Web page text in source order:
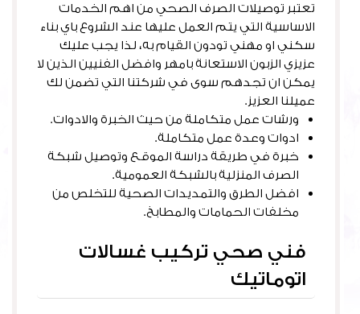
تعتبر توصيلات الصرف الصحي من اهم الخدمات
الاساسية التي يتم العمل عليها عند الشروع باي بناء
سكني او مهني تودون القيام به، لذا يجب عليك
عزيزي الزبون الاستعانة بامهر وافضل الفنيين الذين لا
يمكن ان تجدهم سوى في شركتنا التي تضمن لك
عميلنا العزيز.
ورشات عمل متكاملة من حيث الخبرة والادوات.
ادوات وعدة عمل متكاملة.
خبرة في طريقة دراسة الموقع وتوصيل شبكة
الصرف المنزلية بالشبكة العمومية.
افضل الطرق والتمديدات الصحية للتخلص من
مخلفات الحمامات والمطابخ.
فني صحي تركيب غسالات
اتوماتيك